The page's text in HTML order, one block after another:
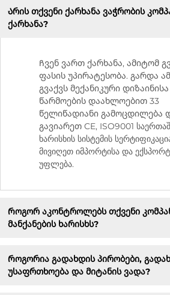
Არის თქვენი ქარხანა ვაჭრობის
ქარხანა?
Ჩვენ ვართ ქარხანა, ამიტომ
ფასის უპირატესობა. გარდა
გვაქვს მექანიკური
წარმოების დაახლოებით 33
წელიწადიანი გამოცდილება
გავიარეთ CE, ISO9001
ხარისხის სისტემის
მივიღეთ იმპორტისა და
უფლება.
Როგორ აკონტროლებს თქვენი
მანქანების ხარისხს?
Როგორია გადახდის პირობები,
უსაფრთხოება და მიტანის ვადა?